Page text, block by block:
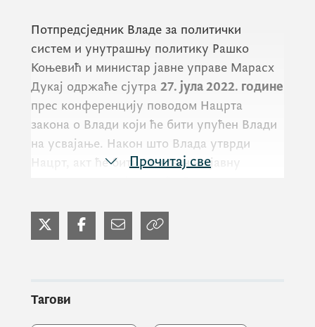
Потпредсједник Владе за политички
систем и унутрашњу политику Рашко
Коњевић и министар јавне управе Марасх
Дукај одржаће сјутра 27. јула 2022. године
прес конференцију поводом Нацрта
закона о Влади који ће бити упућен Влади
на усвајање. Након што Влада утврди
Нацрт, акт ће бити стављен на јавну
Црне Горе на даљу процедуру.
Прочитај све
Тагови